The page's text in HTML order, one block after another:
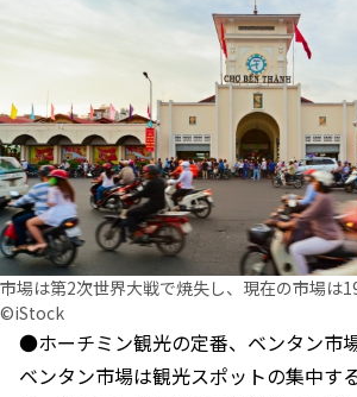
市場は第2次世界大戦で焼失し、現在の市場は
©iStock
●ホーチミン観光の定番、ベンタン市
ベンタン市場は観光スポットの集中す